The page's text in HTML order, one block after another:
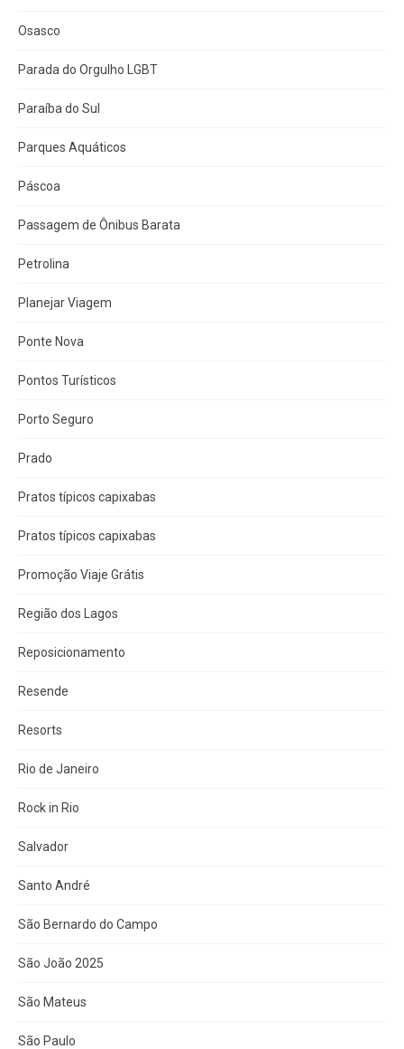
Osasco
Parada do Orgulho LGBT
Paraíba do Sul
Parques Aquáticos
Páscoa
Passagem de Ônibus Barata
Petrolina
Planejar Viagem
Ponte Nova
Pontos Turísticos
Porto Seguro
Prado
Pratos típicos capixabas
Pratos típicos capixabas
Promoção Viaje Grátis
Região dos Lagos
Reposicionamento
Resende
Resorts
Rio de Janeiro
Rock in Rio
Salvador
Santo André
São Bernardo do Campo
São João 2025
São Mateus
São Paulo